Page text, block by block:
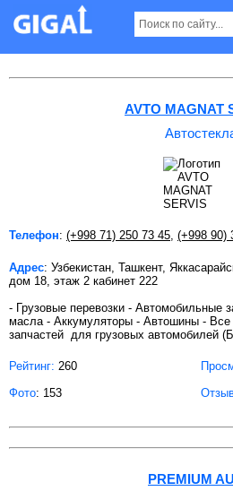
Автостекла в Ташкенте
AVTO MAGNAT
Телефон: (+998 71) 250 73 45 (+998 90)
Адрес: Узбекистан, Ташкент,
дом 18, этаж 2 кабинет 222
- Грузовые перевозки - Автомобильные
масла - Аккумуляторы - Автошины -
запчастей для грузовых автомобилей
Рейтинг: 260
Фото: 153
PREMIUM